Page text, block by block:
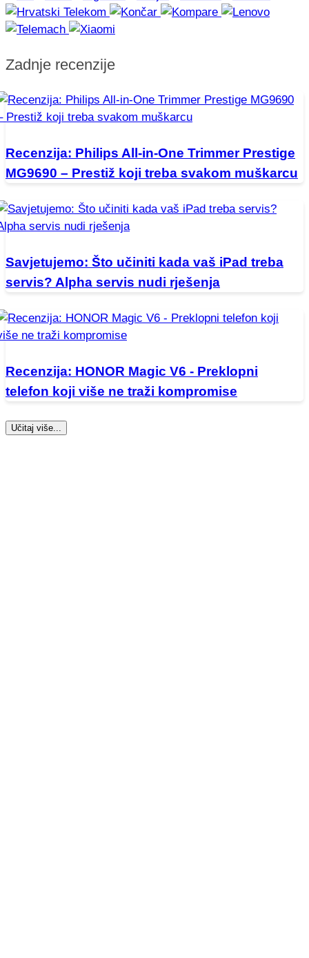
Zadnje recenzije
Recenzija: Philips All-in-One Trimmer Prestige
MG9690 – Prestiž koji treba svakom muškarcu
Savjetujemo: Što učiniti kada vaš iPad treba
servis? Alpha servis nudi rješenja
Recenzija: HONOR Magic V6 - Preklopni
telefon koji više ne traži kompromise
Učitaj više...